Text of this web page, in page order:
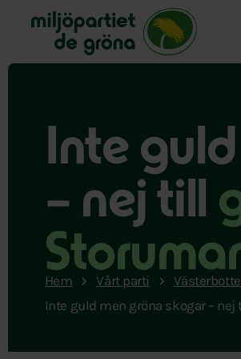
Miljöpartiet de gröna, startsida
Inte
– nej till
Hem Vårt parti
Inte guld men gröna skogar –